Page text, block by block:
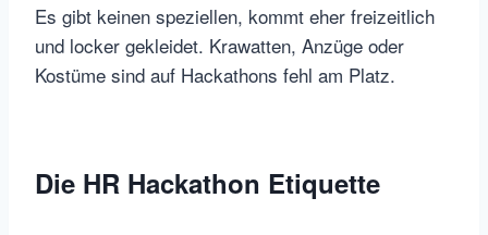
Es gibt keinen speziellen, kommt eher freizeitlich
und locker gekleidet. Krawatten, Anzüge oder
Kostüme sind auf Hackathons fehl am Platz.
Die HR Hackathon Etiquette